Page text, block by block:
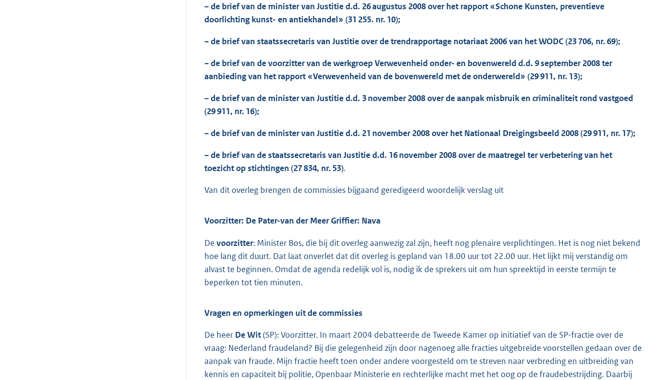
– de brief van de minister van Justitie d.d. 26 augustus 2008 over het rapport «Schone Kunsten, preventieve
doorlichting kunst- en antiekhandel» (31 255. nr. 10);
– de brief van staatssecretaris van Justitie over de trendrapportage notariaat 2006 van het WODC (23 706, nr. 69);
– de brief van de voorzitter van de werkgroep Verwevenheid onder- en bovenwereld d.d. 9 september 2008 ter
aanbieding van het rapport «Verwevenheid van de bovenwereld met de onderwereld» (29 911, nr. 13);
– de brief van de minister van Justitie d.d. 3 november 2008 over de aanpak misbruik en criminaliteit rond vastgoed
(29 911, nr. 16);
– de brief van de minister van Justitie d.d. 21 november 2008 over het Nationaal Dreigingsbeeld 2008 (29 911, nr. 17);
– de brief van de staatssecretaris van Justitie d.d. 16 november 2008 over de maatregel ter verbetering van het
toezicht op stichtingen (27 834, nr. 53).
Van dit overleg brengen de commissies bijgaand geredigeerd woordelijk verslag uit
Voorzitter: De Pater-van der Meer Griffier: Nava
De voorzitter: Minister Bos, die bij dit overleg aanwezig zal zijn, heeft nog plenaire verplichtingen. Het is nog niet bekend
hoe lang dit duurt. Dat laat onverlet dat dit overleg is gepland van 18.00 uur tot 22.00 uur. Het lijkt mij verstandig om
alvast te beginnen. Omdat de agenda redelijk vol is, nodig ik de sprekers uit om hun spreektijd in eerste termijn te
beperken tot tien minuten.
Vragen en opmerkingen uit de commissies
De heer De Wit(SP): Voorzitter. In maart 2004 debatteerde de Tweede Kamer op initiatief van de SP-fractie over de
vraag: Nederland fraudeland? Bij die gelegenheid zijn door nagenoeg alle fracties uitgebreide voorstellen gedaan over de
aanpak van fraude. Mijn fractie heeft toen onder andere voorgesteld om te streven naar verbreding en uitbreiding van
kennis en capaciteit bij politie, Openbaar Ministerie en rechterlijke macht met het oog op de fraudebestrijding. Daarbij